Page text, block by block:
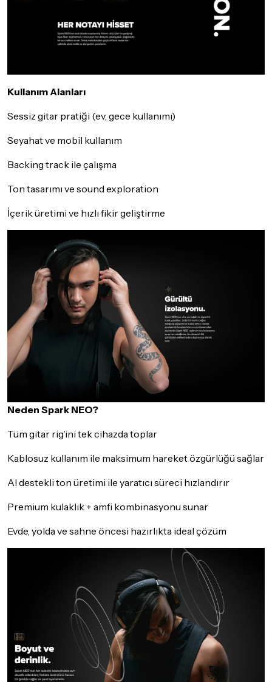
Kullanım Alanları
Sessiz gitar pratiği (ev, gece kullanımı)
Seyahat ve mobil kullanım
Backing track ile çalışma
Ton tasarımı ve sound exploration
İçerik üretimi ve hızlı fikir geliştirme
Neden Spark NEO?
Tüm gitar rig’ini tek cihazda toplar
Kablosuz kullanım ile maksimum hareket özgürlüğü sağlar
AI destekli ton üretimi ile yaratıcı süreci hızlandırır
Premium kulaklık + amfi kombinasyonu sunar
Evde, yolda ve sahne öncesi hazırlıkta ideal çözüm